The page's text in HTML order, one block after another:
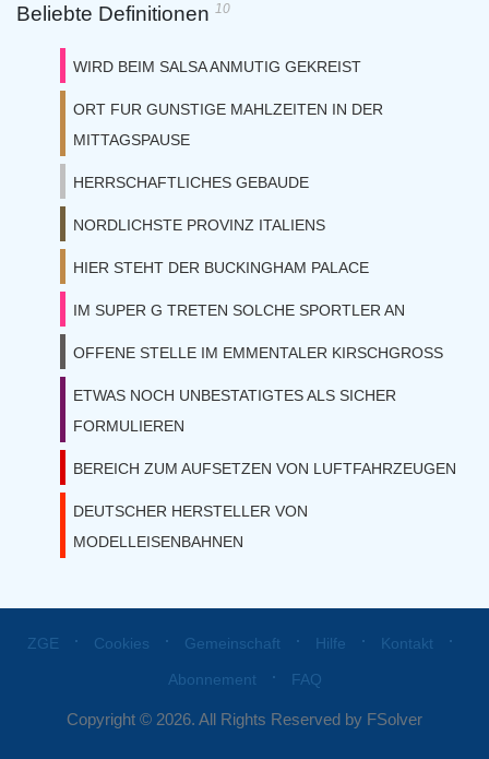
Beliebte Definitionen 10
WIRD BEIM SALSA ANMUTIG GEKREIST
ORT FUR GUNSTIGE MAHLZEITEN IN DER
MITTAGSPAUSE
HERRSCHAFTLICHES GEBAUDE
NORDLICHSTE PROVINZ ITALIENS
HIER STEHT DER BUCKINGHAM PALACE
IM SUPER G TRETEN SOLCHE SPORTLER AN
OFFENE STELLE IM EMMENTALER KIRSCHGROSS
ETWAS NOCH UNBESTATIGTES ALS SICHER
FORMULIEREN
BEREICH ZUM AUFSETZEN VON LUFTFAHRZEUGEN
DEUTSCHER HERSTELLER VON
MODELLEISENBAHNEN
ZGE ⋅ Cookies ⋅ Gemeinschaft ⋅ Hilfe ⋅ Kontakt ⋅
Abonnement ⋅ FAQ
Copyright © 2026. All Rights Reserved by FSolver